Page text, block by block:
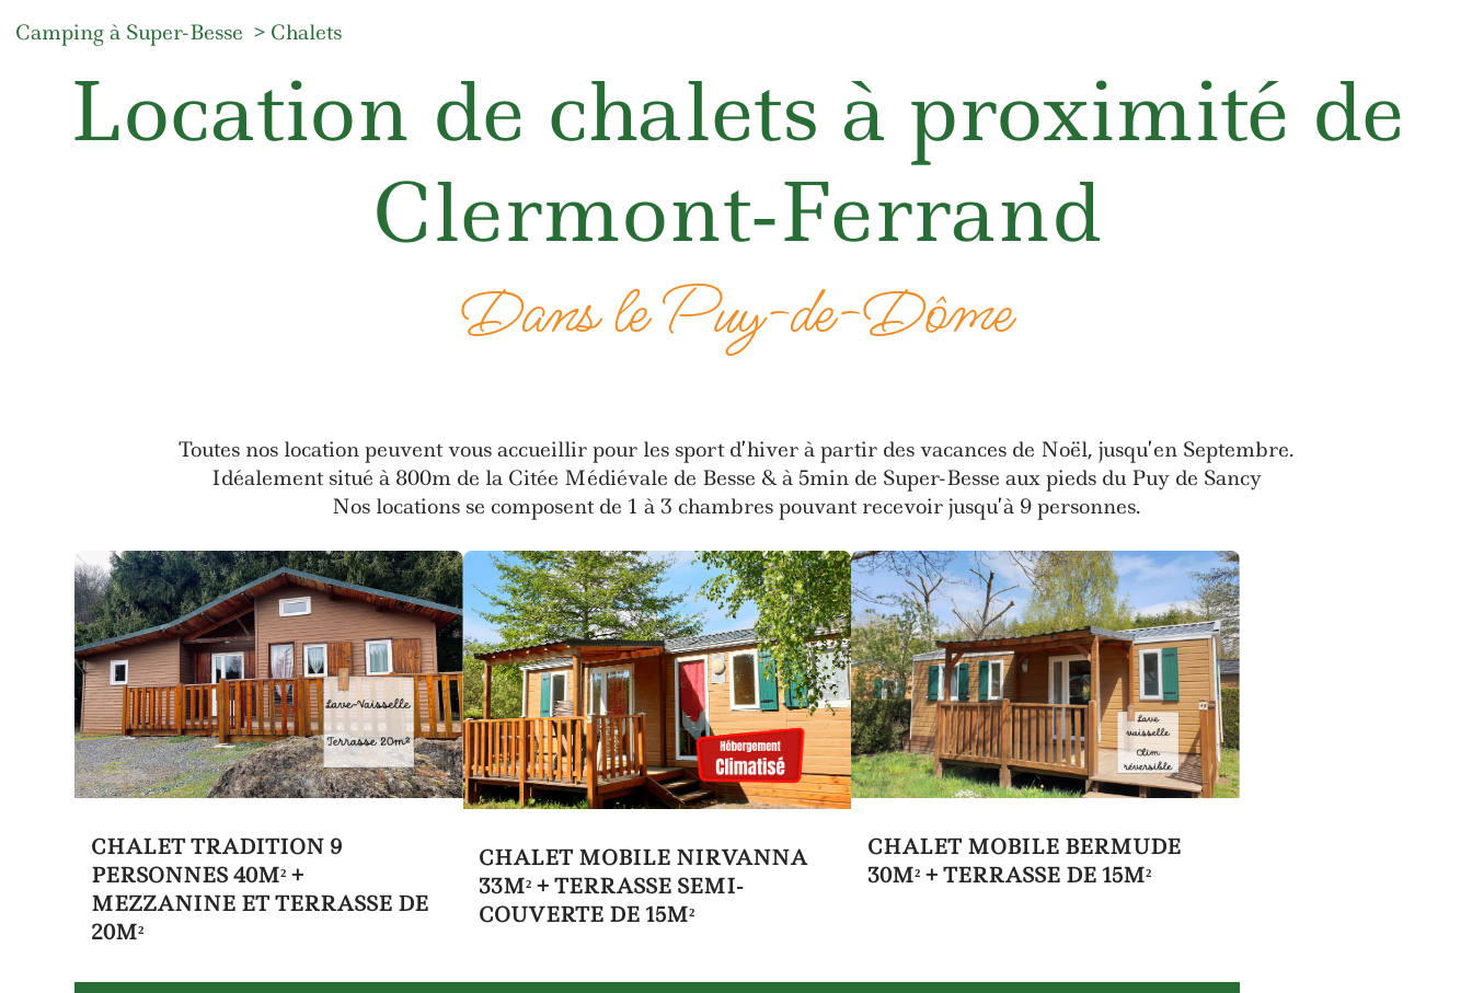
Camping à Super-Besse Chalets
Location de chalets à proximité de
Clermont‑Ferrand
Dans le Puy-de-Dôme
Toutes nos location peuvent vous accueillir pour les sport d’hiver à partir des vacances de Noël, jusqu’en Septembre.
Idéalement situé à 800m de la Citée Médiévale de Besse & à 5min de Super-Besse aux pieds du Puy de Sancy
Nos locations se composent de 1 à 3 chambres pouvant recevoir jusqu’à 9 personnes.
CHALET TRADITION 9
PERSONNES 40M² +
MEZZANINE ET TERRASSE DE
20M²
CHALET MOBILE NIRVANNA
33M² + TERRASSE SEMI-
COUVERTE DE 15M²
CHALET MOBILE BERMUDE
30M² + TERRASSE DE 15M²